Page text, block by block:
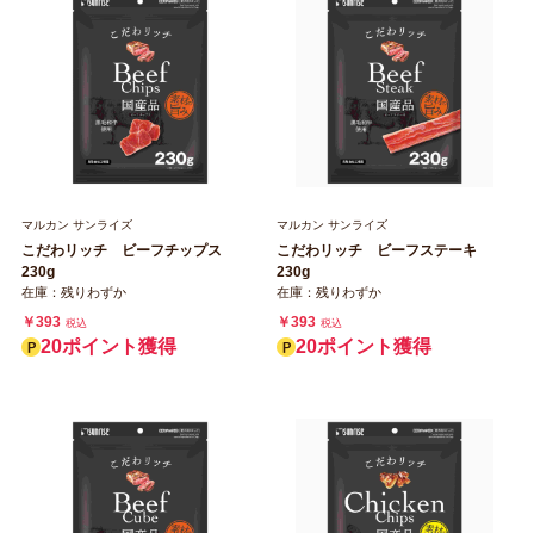
マルカン サンライズ
こだわリッチ ビーフチップス
230g
在庫：残りわずか
￥393 税込
20ポイント獲得
マルカン サンライズ
こだわリッチ ビーフステーキ
230g
在庫：残りわずか
￥393 税込
20ポイント獲得